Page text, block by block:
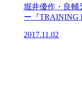
堀井優作・良輔
ー『TRAINING
2017.11.02